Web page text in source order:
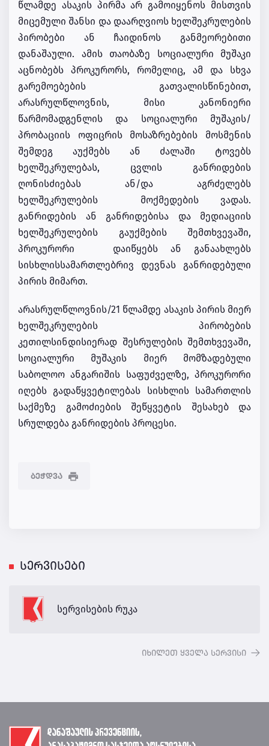
წლამდე ასაკის პირმა არ გამოიყენოს მისთვის
მიცემული შანსი და დაარღვიოს ხელშეკრულების
პირობები ან ჩაიდინოს განმეორებითი
დანაშაული. ამის თაობაზე სოციალური მუშაკი
აცნობებს პროკურორს, რომელიც, ამ და სხვა
გარემოებების გათვალისწინებით,
არასრულწლოვნის, მისი კანონიერი
წარმომადგენლის და სოციალური მუშაკის/
პრობაციის ოფიცრის მოსაზრებების მოსმენის
შემდეგ აუქმებს ან ძალაში ტოვებს
ხელშეკრულებას, ცვლის განრიდების
ღონისძიებას ან/და აგრძელებს
ხელშეკრულების მოქმედების ვადას.
განრიდების ან განრიდებისა და მედიაციის
ხელშეკრულების გაუქმების შემთხვევაში,
პროკურორი დაიწყებს ან განაახლებს
სისხლისსამართლებრივ დევნას განრიდებული
პირის მიმართ.
არასრულწლოვნის/21 წლამდე ასაკის პირის მიერ
ხელშეკრულების პირობების
კეთილსინდისიერად შესრულების შემთხვევაში,
სოციალური მუშაკის მიერ მომზადებული
საბოლოო ანგარიშის საფუძველზე, პროკურორი
იღებს გადაწყვეტილებას სისხლის სამართლის
საქმეზე გამოძიების შეწყვეტის შესახებ და
სრულდება განრიდების პროცესი.
ᲑᲔᲭᲓᲕᲐ
სერვისები
სერვისების რუკა
იხილეთ ყველა სერვისი